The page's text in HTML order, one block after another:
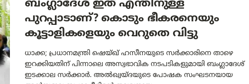
ബംഗ്ലാദേശ് ഇത് എന്തിനുള്ള
പുറപ്പാടാണ്? കൊടും ഭീകരനെയും
കൂട്ടാളികളെയും വെറുതെ വിട്ടു
ധാക്ക; പ്രധാനമന്ത്രി ഷെയ്ഖ് ഹസീനയുടെ സർക്കാരിനെ താഴെ
ഇറക്കിയതിന് പിന്നാലെ അസ്വഭാവിക നടപടികളുമായി ബംഗ്ലാദേശ്
ഇടക്കാല സർക്കാർ. അൽഖ്വയ്ദയുടെ പോഷക സംഘടനയായ